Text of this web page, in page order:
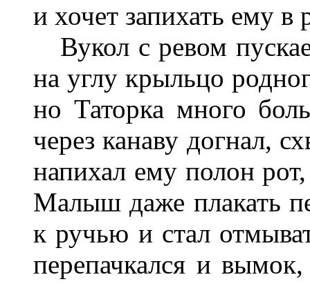
и хочет запихать ему в
Вукол с ревом
на углу крыльцо
но Таторка много
через канаву догнал,
напихал ему полон
Малыш даже плакать
к ручью и стал
перепачкался и